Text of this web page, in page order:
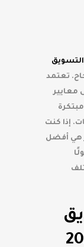
التسويق
تعتمد
معايير
إذا كنت
هي أفضل